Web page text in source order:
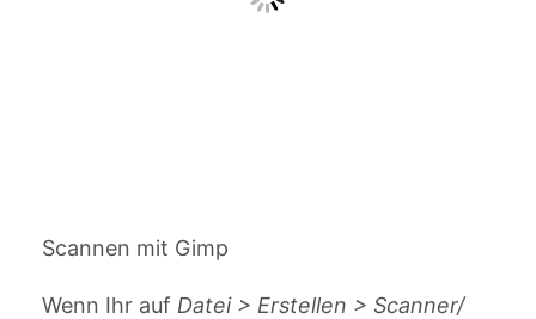
Scannen mit Gimp
Wenn Ihr auf Datei > Erstellen > Scanner/